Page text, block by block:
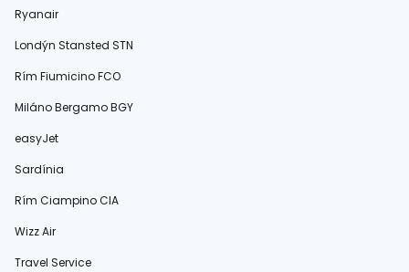
Ryanair
Londýn Stansted STN
Rím Fiumicino FCO
Miláno Bergamo BGY
easyJet
Sardínia
Rím Ciampino CIA
Wizz Air
Travel Service